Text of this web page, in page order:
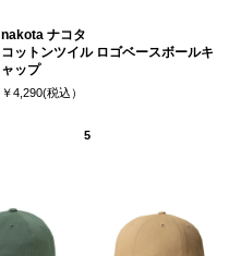
nakota ナコタ
コットンツイル ロゴベースボールキ
ャップ
￥4,290(税込）